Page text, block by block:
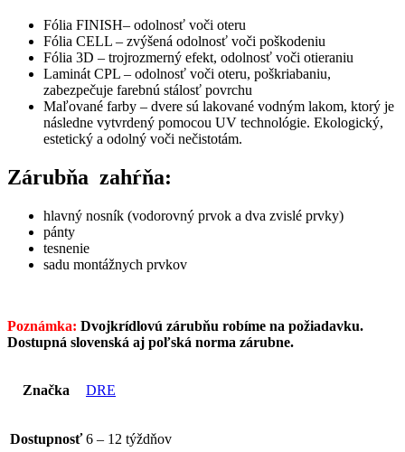
Fólia FINISH– odolnosť voči oteru
Fólia CELL – zvýšená odolnosť voči poškodeniu
Fólia 3D – trojrozmerný efekt, odolnosť voči otieraniu
Laminát CPL – odolnosť voči oteru, poškriabaniu,
zabezpečuje farebnú stálosť povrchu
Maľované farby – dvere sú lakované vodným lakom, ktorý je
následne vytvrdený pomocou UV technológie. Ekologický,
estetický a odolný voči nečistotám.
Zárubňa zahŕňa:
hlavný nosník (vodorovný prvok a dva zvislé prvky)
pánty
tesnenie
sadu montážnych prvkov
Poznámka: Dvojkrídlovú zárubňu robíme na požiadavku.
Dostupná slovenská aj poľská norma zárubne.
Značka DRE
Dostupnosť 6 – 12 týždňov